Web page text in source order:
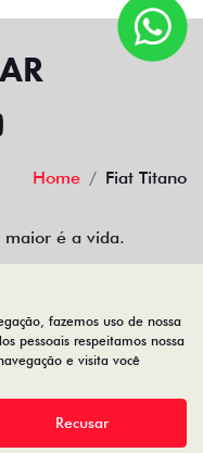
Home Fiat Titano
maior é a vida.
LTDA
Direitos Reservados.
fazemos uso de nossa
pessoais respeitamos nossa
e visita você
Recusar